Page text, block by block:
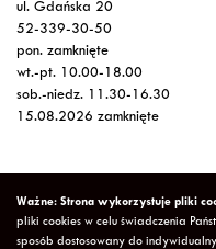
ul. Gdańska 20
52-339-30-50
pon. zamknięte
wt.-pt. 10.00-18.00
sob.-niedz. 11.30-16.30
15.08.2026 zamknięte
Wstęp na wystawy
bezpłatny
Ważne: Strona wykorzystuje pliki
pliki cookies w celu świadczenia
sposób dostosowany do